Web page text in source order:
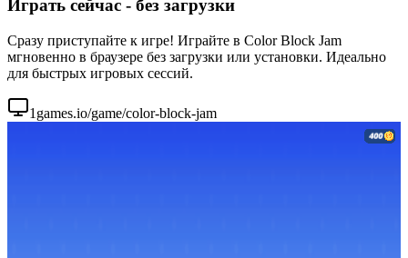
Играть сейчас - без загрузки
Сразу приступайте к игре! Играйте в Color Block Jam
мгновенно в браузере без загрузки или установки. Идеально
для быстрых игровых сессий.
1games.io/game/color-block-jam